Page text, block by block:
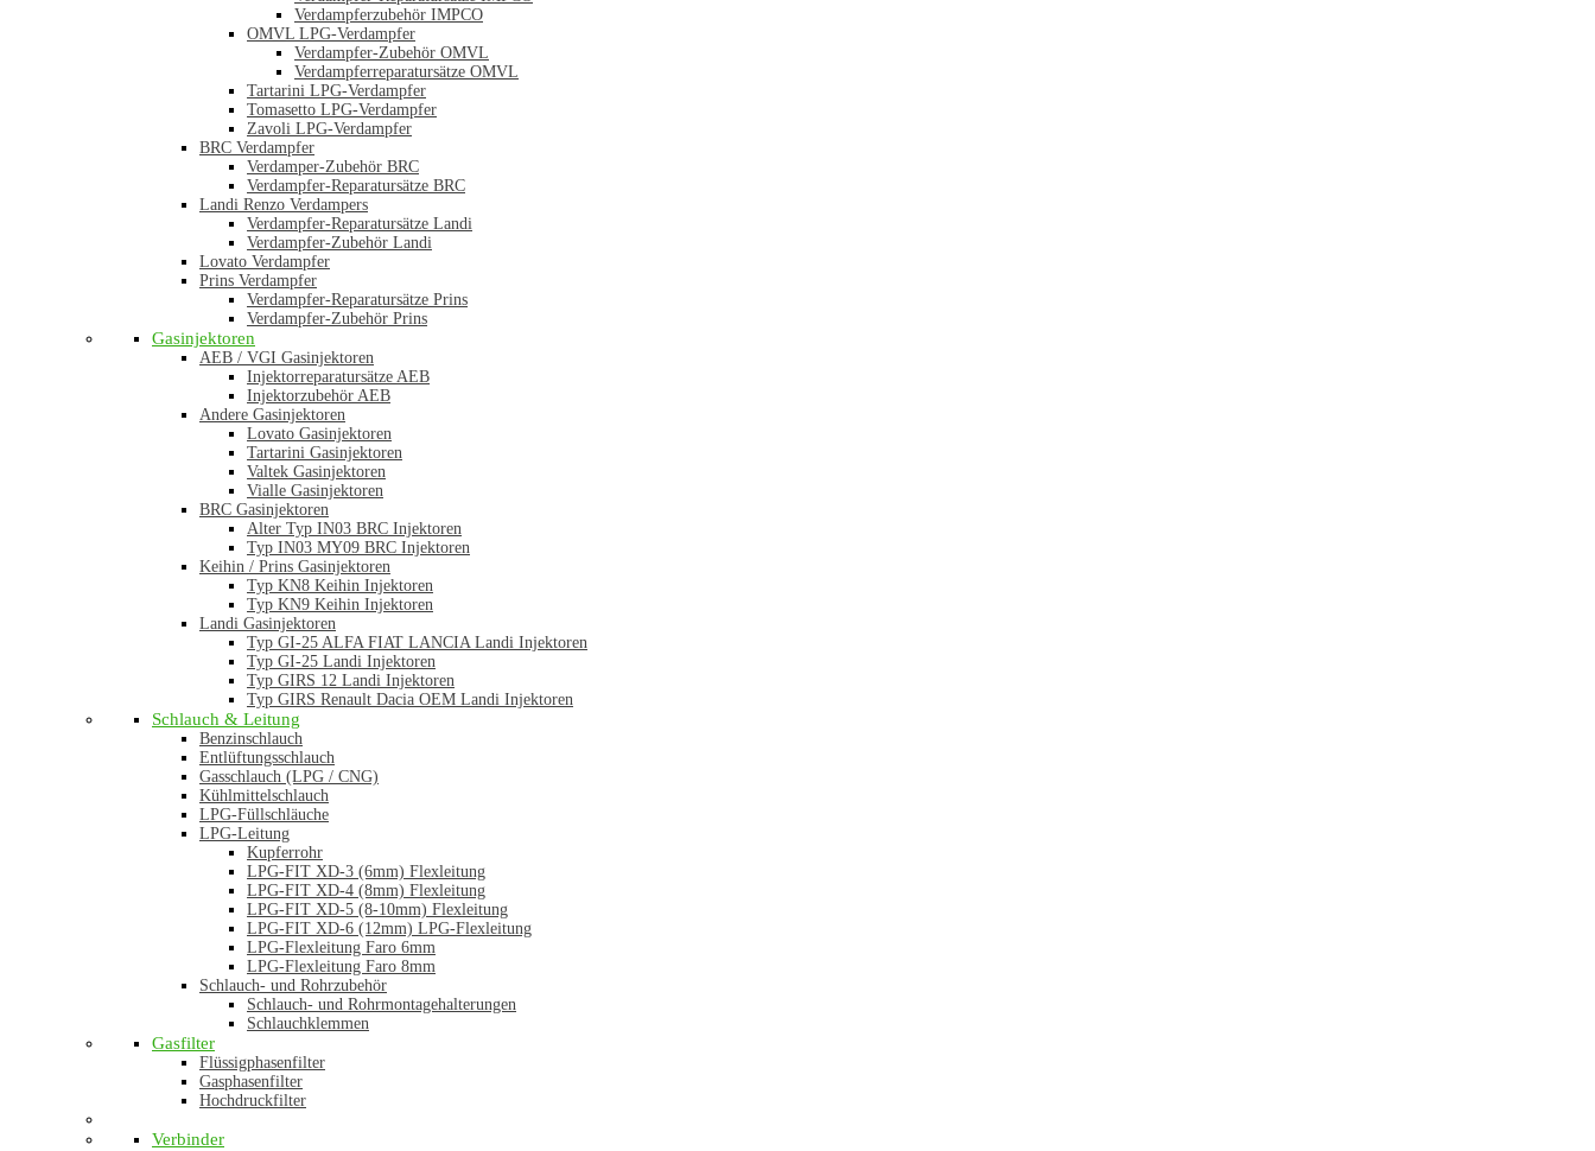
Verdampferzubehör IMPCO
OMVL LPG-Verdampfer
Verdampfer-Zubehör OMVL
Verdampferreparatursätze OMVL
Tartarini LPG-Verdampfer
Tomasetto LPG-Verdampfer
Zavoli LPG-Verdampfer
BRC Verdampfer
Verdamper-Zubehör BRC
Verdampfer-Reparatursätze BRC
Landi Renzo Verdampers
Verdampfer-Reparatursätze Landi
Verdampfer-Zubehör Landi
Lovato Verdampfer
Prins Verdampfer
Verdampfer-Reparatursätze Prins
Verdampfer-Zubehör Prins
Gasinjektoren
AEB / VGI Gasinjektoren
Injektorreparatursätze AEB
Injektorzubehör AEB
Andere Gasinjektoren
Lovato Gasinjektoren
Tartarini Gasinjektoren
Valtek Gasinjektoren
Vialle Gasinjektoren
BRC Gasinjektoren
Alter Typ IN03 BRC Injektoren
Typ IN03 MY09 BRC Injektoren
Keihin / Prins Gasinjektoren
Typ KN8 Keihin Injektoren
Typ KN9 Keihin Injektoren
Landi Gasinjektoren
Typ GI-25 ALFA FIAT LANCIA Landi Injektoren
Typ GI-25 Landi Injektoren
Typ GIRS 12 Landi Injektoren
Typ GIRS Renault Dacia OEM Landi Injektoren
Schlauch & Leitung
Benzinschlauch
Entlüftungsschlauch
Gasschlauch (LPG / CNG)
Kühlmittelschlauch
LPG-Füllschläuche
LPG-Leitung
Kupferrohr
LPG-FIT XD-3 (6mm) Flexleitung
LPG-FIT XD-4 (8mm) Flexleitung
LPG-FIT XD-5 (8-10mm) Flexleitung
LPG-FIT XD-6 (12mm) LPG-Flexleitung
LPG-Flexleitung Faro 6mm
LPG-Flexleitung Faro 8mm
Schlauch- und Rohrzubehör
Schlauch- und Rohrmontagehalterungen
Schlauchklemmen
Gasfilter
Flüssigphasenfilter
Gasphasenfilter
Hochdruckfilter
Verbinder